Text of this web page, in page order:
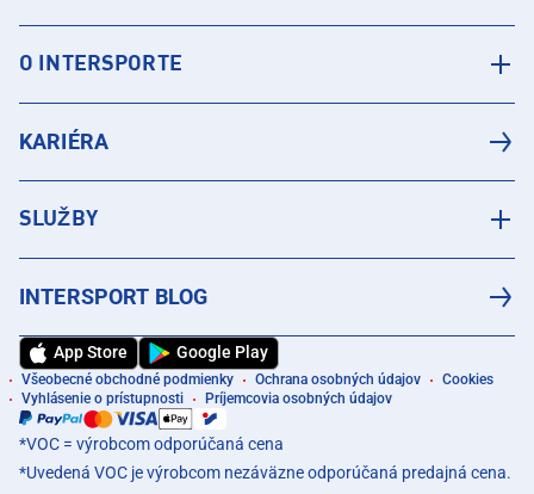
O INTERSPORTE
KARIÉRA
SLUŽBY
INTERSPORT BLOG
App Store Google Play
Všeobecné obchodné podmienky Ochrana osobných údajov
Cookies
Vyhlásenie o prístupnosti
Príjemcovia osobných údajov
*VOC = výrobcom odporúčaná cena
*Uvedená VOC je výrobcom nezáväzne odporúčaná predajná cena.